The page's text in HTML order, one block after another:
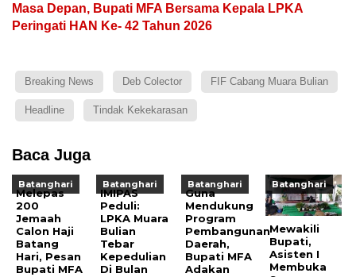
Masa Depan, Bupati MFA Bersama Kepala LPKA
Peringati HAN Ke- 42 Tahun 2026
Breaking News Deb Colector FIF Cabang Muara Bulian
Headline Tindak Kekekarasan
Baca Juga
Batanghari
Melepas
200
Jemaah
Calon Haji
Batang
Hari, Pesan
Bupati MFA
Batanghari
IMIPAS
Peduli:
LPKA Muara
Bulian
Tebar
Kepedulian
Di Bulan
Batanghari
Guna
Mendukung
Program
Pembangunan
Daerah,
Bupati MFA
Adakan
Batanghari
Mewakili
Bupati,
Asisten I
Membuka